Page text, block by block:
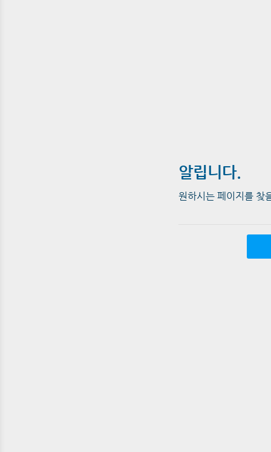
알립니다.
원하시는 페이지를 찾